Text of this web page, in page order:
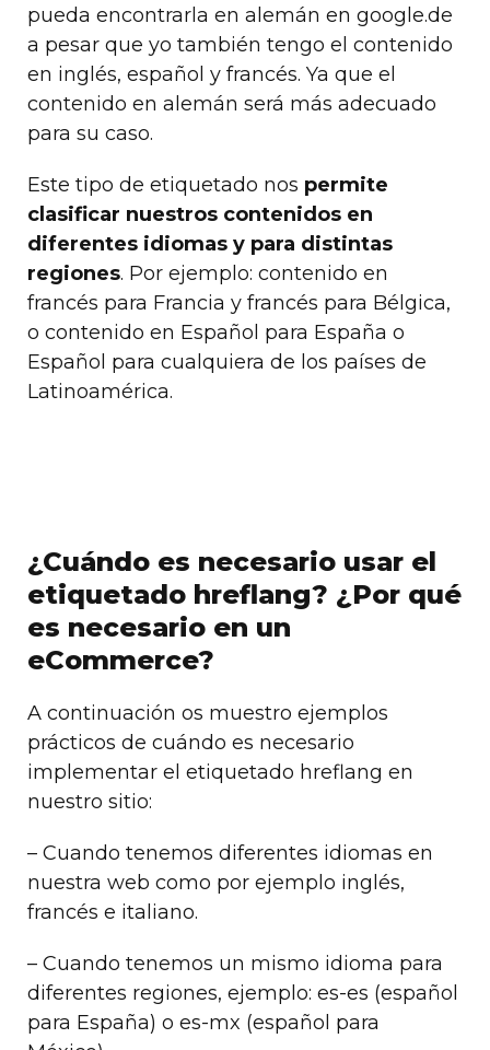
pueda encontrarla en alemán en google.de
a pesar que yo también tengo el contenido
en inglés, español y francés. Ya que el
contenido en alemán será más adecuado
para su caso.
Este tipo de etiquetado nos permite
clasificar nuestros contenidos en
diferentes idiomas y para distintas
regiones. Por ejemplo: contenido en
francés para Francia y francés para Bélgica,
o contenido en Español para España o
Español para cualquiera de los países de
Latinoamérica.
¿Cuándo es necesario usar el
etiquetado hreflang? ¿Por qué
es necesario en un
eCommerce?
A continuación os muestro ejemplos
prácticos de cuándo es necesario
implementar el etiquetado hreflang en
nuestro sitio:
– Cuando tenemos diferentes idiomas en
nuestra web como por ejemplo inglés,
francés e italiano.
– Cuando tenemos un mismo idioma para
diferentes regiones, ejemplo: es-es (español
para España) o es-mx (español para